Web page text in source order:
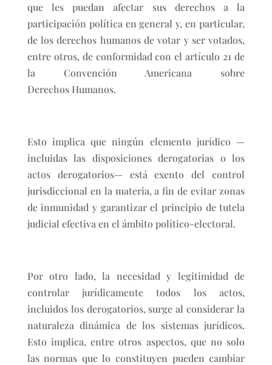
que les puedan afectar sus derechos a la
participación política en general y, en particular,
de los derechos humanos de votar y ser votados,
entre otros, de conformidad con el artículo 21 de
la Convención Americana sobre
Derechos Humanos.
Esto implica que ningún elemento jurídico —
incluidas las disposiciones derogatorias o los
actos derogatorios— está exento del control
jurisdiccional en la materia, a fin de evitar zonas
de inmunidad y garantizar el principio de tutela
judicial efectiva en el ámbito político-electoral.
Por otro lado, la necesidad y legitimidad de
controlar jurídicamente todos los actos,
incluidos los derogatorios, surge al considerar la
naturaleza dinámica de los sistemas jurídicos.
Esto implica, entre otros aspectos, que no solo
las normas que lo constituyen pueden cambiar